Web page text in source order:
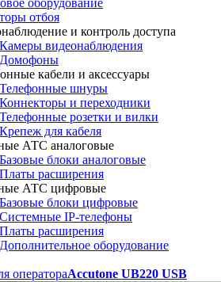
оборудование
отбоя
и контроль доступа
Камеры видеонаблюдения
Домофоны
кабели и аксессуары
Телефонные шнуры
Коннекторы и переходники
Телефонные розетки и вилки
Крепеж для кабеля
АТС аналоговые
Базовые блоки аналоговые
Платы расширения
АТС цифровые
Базовые блоки цифровые
Системные IP-телефоны
Платы расширения
Дополнительное оборудование
оператораAccutone UB220 USB